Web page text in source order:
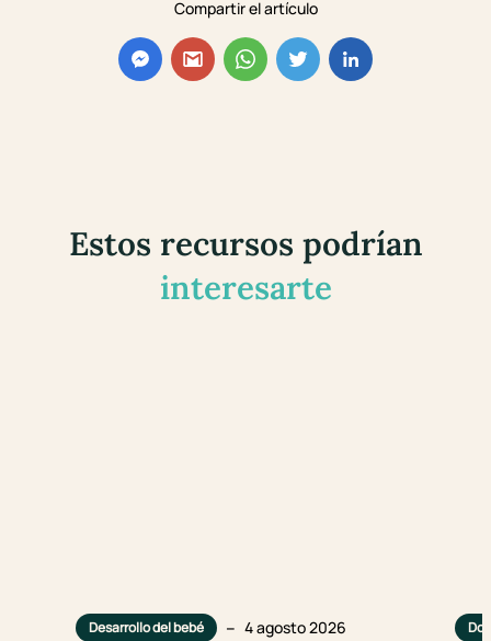
Compartir el artículo
Estos recursos podrían
interesarte
Desarrollo del bebé – 4 agosto 2026